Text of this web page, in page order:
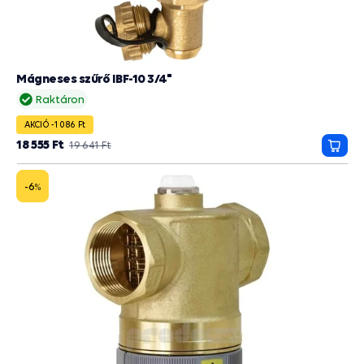
Raktáron
Mágneses szűrő IBF-10 3/4"
AKCIÓ -1 086 Ft
19 641 Ft
18 555 Ft
-6%